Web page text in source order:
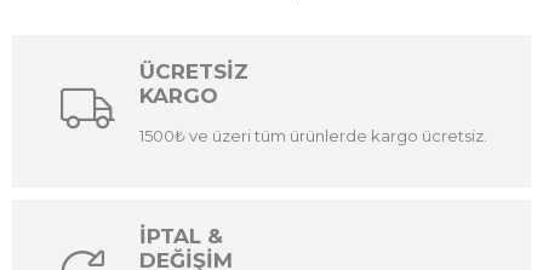
ÜCRETSİZ
KARGO
1500₺ ve üzeri tüm ürünlerde kargo ücretsiz.
İPTAL &
DEĞİŞİM